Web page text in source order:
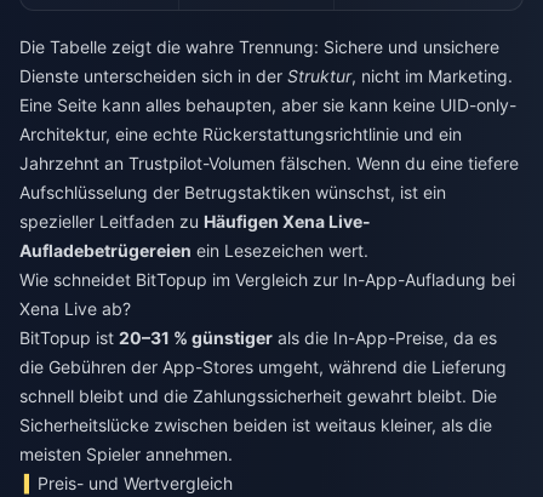
Die Tabelle zeigt die wahre Trennung: Sichere und unsichere
Dienste unterscheiden sich in der Struktur, nicht im Marketing.
Eine Seite kann alles behaupten, aber sie kann keine UID-only-
Architektur, eine echte Rückerstattungsrichtlinie und ein
Jahrzehnt an Trustpilot-Volumen fälschen. Wenn du eine tiefere
Aufschlüsselung der Betrugstaktiken wünschst, ist ein
spezieller Leitfaden zu Häufigen Xena Live-
Aufladebetrügereien ein Lesezeichen wert.
Wie schneidet BitTopup im Vergleich zur In-App-Aufladung bei
Xena Live ab?
BitTopup ist 20–31 % günstiger als die In-App-Preise, da es
die Gebühren der App-Stores umgeht, während die Lieferung
schnell bleibt und die Zahlungssicherheit gewahrt bleibt. Die
Sicherheitslücke zwischen beiden ist weitaus kleiner, als die
meisten Spieler annehmen.
Preis- und Wertvergleich